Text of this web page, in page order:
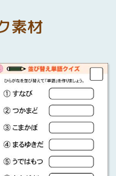
素材